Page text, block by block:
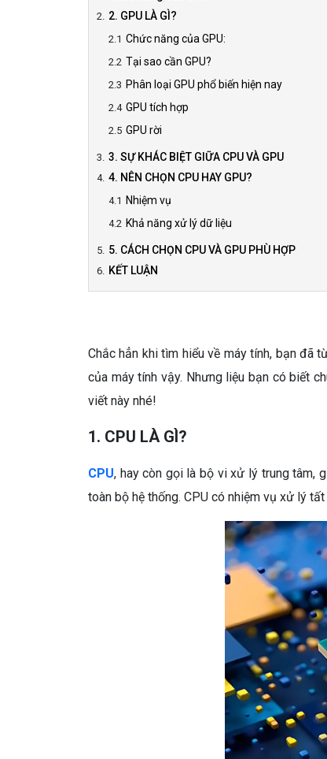
2. GPU LÀ GÌ?
Chức năng của GPU:
Tại sao cần GPU?
Phân loại GPU phổ biến hiện nay
GPU tích hợp
GPU rời
3. SỰ KHÁC BIỆT GIỮA CPU VÀ GPU
4. NÊN CHỌN CPU HAY GPU?
Nhiệm vụ
Khả năng xử lý dữ liệu
5. CÁCH CHỌN CPU VÀ GPU PHÙ HỢP
KẾT LUẬN
Chắc hẳn khi tìm hiểu về máy tính, bạn đã
của máy tính vậy. Nhưng liệu bạn có biết
viết này nhé!
1. CPU LÀ GÌ?
CPU, hay còn gọi là bộ vi xử lý trung tâm,
toàn bộ hệ thống. CPU có nhiệm vụ xử lý